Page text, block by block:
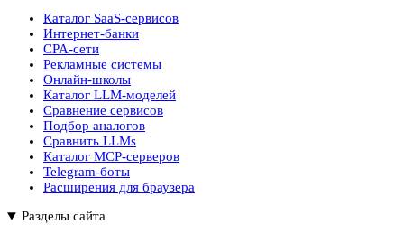
Каталог SaaS-сервисов
Интернет-банки
CPA-сети
Рекламные системы
Онлайн-школы
Каталог LLM-моделей
Сравнение сервисов
Подбор аналогов
Сравнить LLMs
Каталог MCP-серверов
Telegram-боты
Расширения для браузера
Разделы сайта